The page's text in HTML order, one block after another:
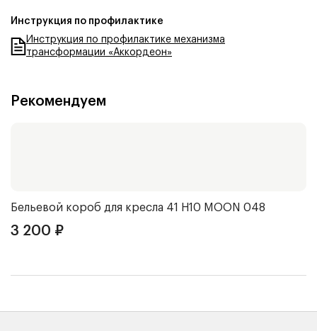
Инструкция по профилактике
Инструкция по профилактике механизма
трансформации «Аккордеон»
Рекомендуем
Бельевой короб для кресла 41 Н10 MOON 048
3 200 ₽